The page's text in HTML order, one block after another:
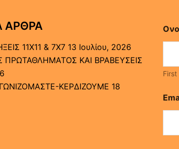
ΆΡΘΡΑ
11Χ11 & 7Χ7 13 Ιουλίου, 2026
ΚΑΙ ΒΡΑΒΕΥΣΕΙΣ
ΚΕΡΔΙΖΟΥΜΕ 18
First
m
a
*